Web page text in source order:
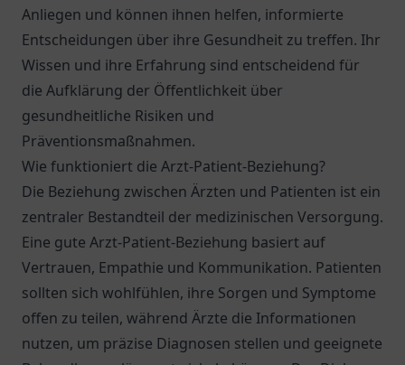
Anliegen und können ihnen helfen, informierte
Entscheidungen über ihre Gesundheit zu treffen. Ihr
Wissen und ihre Erfahrung sind entscheidend für
die Aufklärung der Öffentlichkeit über
gesundheitliche Risiken und
Präventionsmaßnahmen.
Wie funktioniert die Arzt-Patient-Beziehung?
Die Beziehung zwischen Ärzten und Patienten ist ein
zentraler Bestandteil der medizinischen Versorgung.
Eine gute Arzt-Patient-Beziehung basiert auf
Vertrauen, Empathie und Kommunikation. Patienten
sollten sich wohlfühlen, ihre Sorgen und Symptome
offen zu teilen, während Ärzte die Informationen
nutzen, um präzise Diagnosen stellen und geeignete